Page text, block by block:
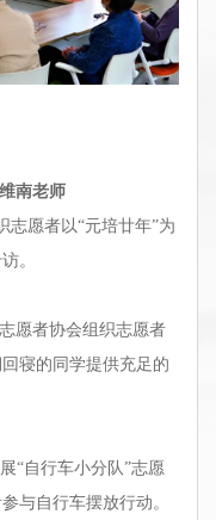
南老师
志愿者以“元培廿年”为
。
愿者协会组织志愿者
寝的同学提供充足的
“自行车小分队”志愿
与自行车摆放行动。